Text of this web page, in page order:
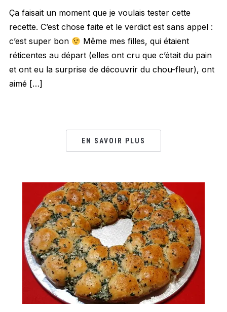
Ça faisait un moment que je voulais tester cette
recette. C’est chose faite et le verdict est sans appel :
c’est super bon
Même mes filles, qui étaient
réticentes au départ (elles ont cru que c’était du pain
et ont eu la surprise de découvrir du chou-fleur), ont
aimé […]
EN SAVOIR PLUS